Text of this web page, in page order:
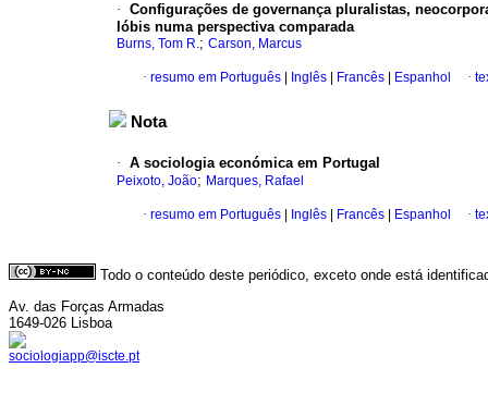
· Configurações de governança pluralistas,
lóbis numa perspectiva comparada
Burns, Tom R.; Carson, Marcus
· resumo em Português Inglês Francês Espanhol ·
Nota
· A sociologia económica em Portugal
Peixoto, João; Marques, Rafael
· resumo em Português Inglês Francês Espanhol ·
Todo o conteúdo deste periódico, exceto onde está
Av. das Forças Armadas
1649-026 Lisboa
sociologiapp@iscte.pt